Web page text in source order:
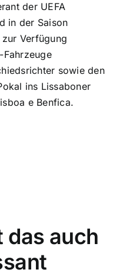
der UEFA
in der Saison
Verfügung
sowie den
ins Lissaboner
e Benfica.
das auch